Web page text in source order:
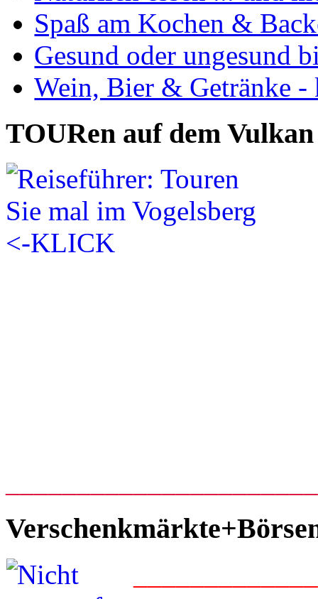
Spaß am Kochen &
Gesund oder ungesund
Wein, Bier & Getränke -
TOURen auf dem Vulkan